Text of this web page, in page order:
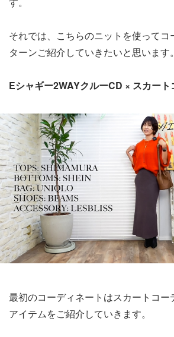
それでは、こちらのニットを使って
ターンご紹介していきたいと思います。
Eシャギー2WAYクルーCD × スカート
最初のコーディネートはスカートコー
アイテムをご紹介していきます。